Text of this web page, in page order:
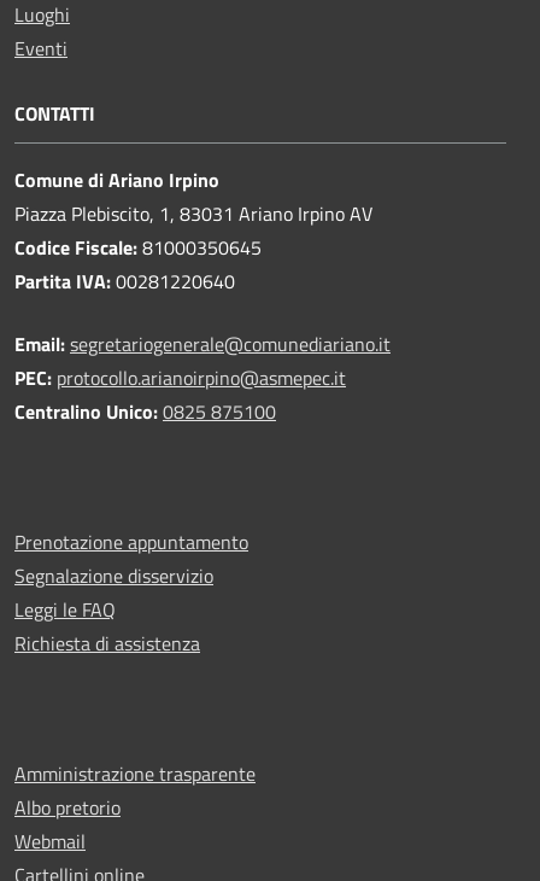
Luoghi
Eventi
CONTATTI
Comune di Ariano Irpino
Piazza Plebiscito, 1, 83031 Ariano Irpino AV
Codice Fiscale:81000350645
Partita IVA:00281220640
Email:segretariogenerale@comunediariano.it
PEC: protocollo.arianoirpino@asmepec.it
Centralino Unico:0825 875100
Prenotazione appuntamento
Segnalazione disservizio
Leggi le FAQ
Richiesta di assistenza
Amministrazione trasparente
Albo pretorio
Webmail
Cartellini online